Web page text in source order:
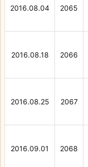
2016.08.04 2065
2016.08.18 2066
2016.08.25 2067
2016.09.01 2068